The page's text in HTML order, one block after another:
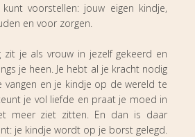
voorstellen: jouw eigen kindje,
en voor zorgen.
zit je als vrouw in jezelf gekeerd en
je heen. Je hebt al je kracht nodig
en je kindje op de wereld te
je vol liefde en praat je moed in
meer ziet zitten. En dan is daar
je kindje wordt op je borst gelegd.